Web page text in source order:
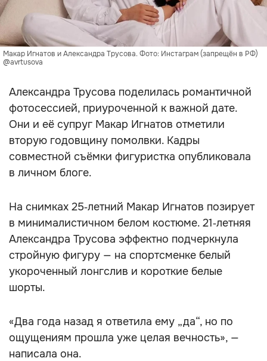
Макар Игнатов и Александра Трусова. Фото: Инстаграм (запрещён в РФ)
@avrtusova
Александра Трусова поделилась романтичной
фотосессией, приуроченной к важной дате.
Они и её супруг Макар Игнатов отметили
вторую годовщину помолвки. Кадры
совместной съёмки фигуристка опубликовала
в личном блоге.
На снимках 25‑летний Макар Игнатов позирует
в минималистичном белом костюме. 21‑летняя
Александра Трусова эффектно подчеркнула
стройную фигуру — на спортсменке белый
укороченный лонгслив и короткие белые
шорты.
«Два года назад я ответила ему „да“, но по
ощущениям прошла уже целая вечность», —
написала она.